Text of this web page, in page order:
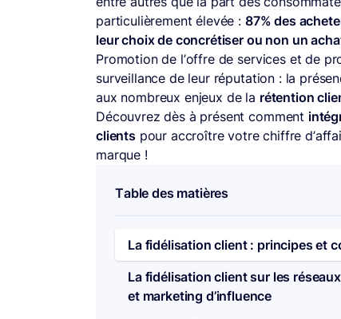
particulièrement élevée : 87% des
leur choix de concrétiser ou non un
Promotion de l’offre de services et de
surveillance de leur réputation : la
aux nombreux enjeux de la rétention
Découvrez dès à présent comment
clientspour accroître votre chiffre
marque !
Table des matières
La fidélisation client : principes et
La fidélisation client sur les
et marketing d’influence